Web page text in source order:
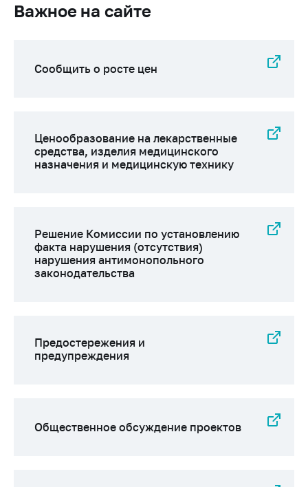
регулирования
Выставочная
деятельность в
персональных
данных
Личный прием
граждан и юр. лиц
Прямaя телефоннaя
Электронные
обращения
Сообщить о росте
Важное на сайте
Сообщить о росте цен
Ценообразование на лекарственные
средства, изделия медицинского
назначения и медицинскую технику
Решение Комиссии по установлению
факта нарушения (отсутствия)
нарушения антимонопольного
законодательства
Предостережения и
предупреждения
Общественное обсуждение проектов